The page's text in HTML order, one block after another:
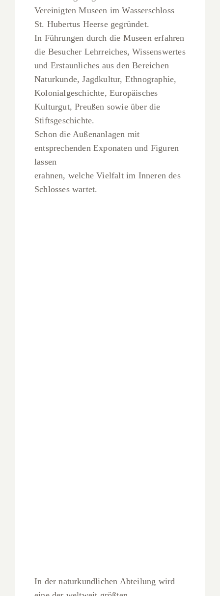
Vereinigten Museen im Wasserschloss
St. Hubertus Heerse gegründet.
In Führungen durch die Museen erfahren
die Besucher Lehrreiches, Wissenswertes
und Erstaunliches aus den Bereichen
Naturkunde, Jagdkultur, Ethnographie,
Kolonialgeschichte, Europäisches
Kulturgut, Preußen sowie über die
Stiftsgeschichte.
Schon die Außenanlagen mit
entsprechenden Exponaten und Figuren
lassen
erahnen, welche Vielfalt im Inneren des
Schlosses wartet.
In der naturkundlichen Abteilung wird